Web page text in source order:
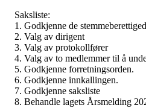
Saksliste:
1. Godkjenne de
2. Valg av dirigent
3. Valg av protokollfører
4. Valg av to medlemmer til å
5. Godkjenne forretningsorden.
6. Godkjenne innkallingen.
7. Godkjenne saksliste
8. Behandle lagets Årsmelding